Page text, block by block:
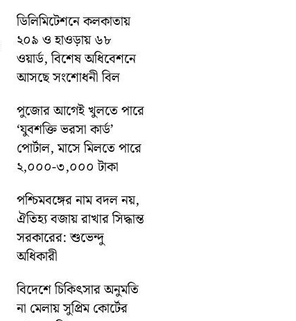
ডিলিমিটেশনে কলকাতায়
২০৯ ও হাওড়ায় ৬৮
ওয়ার্ড, বিশেষ অধিবেশনে
আসছে সংশোধনী বিল
পুজোর আগেই খুলতে পারে
‘যুবশক্তি ভরসা কার্ড’
পোর্টাল, মাসে মিলতে পারে
২,০০০-৩,০০০ টাকা
পশ্চিমবঙ্গের নাম বদল নয়,
ঐতিহ্য বজায় রাখার সিদ্ধান্ত
সরকারের: শুভেন্দু
অধিকারী
বিদেশে চিকিৎসার অনুমতি
না মেলায় সুপ্রিম কোর্টের